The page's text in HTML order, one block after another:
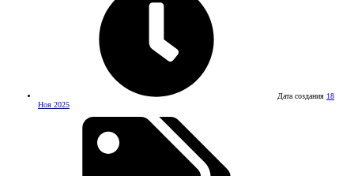
Дата создания 18
Ноя 2025